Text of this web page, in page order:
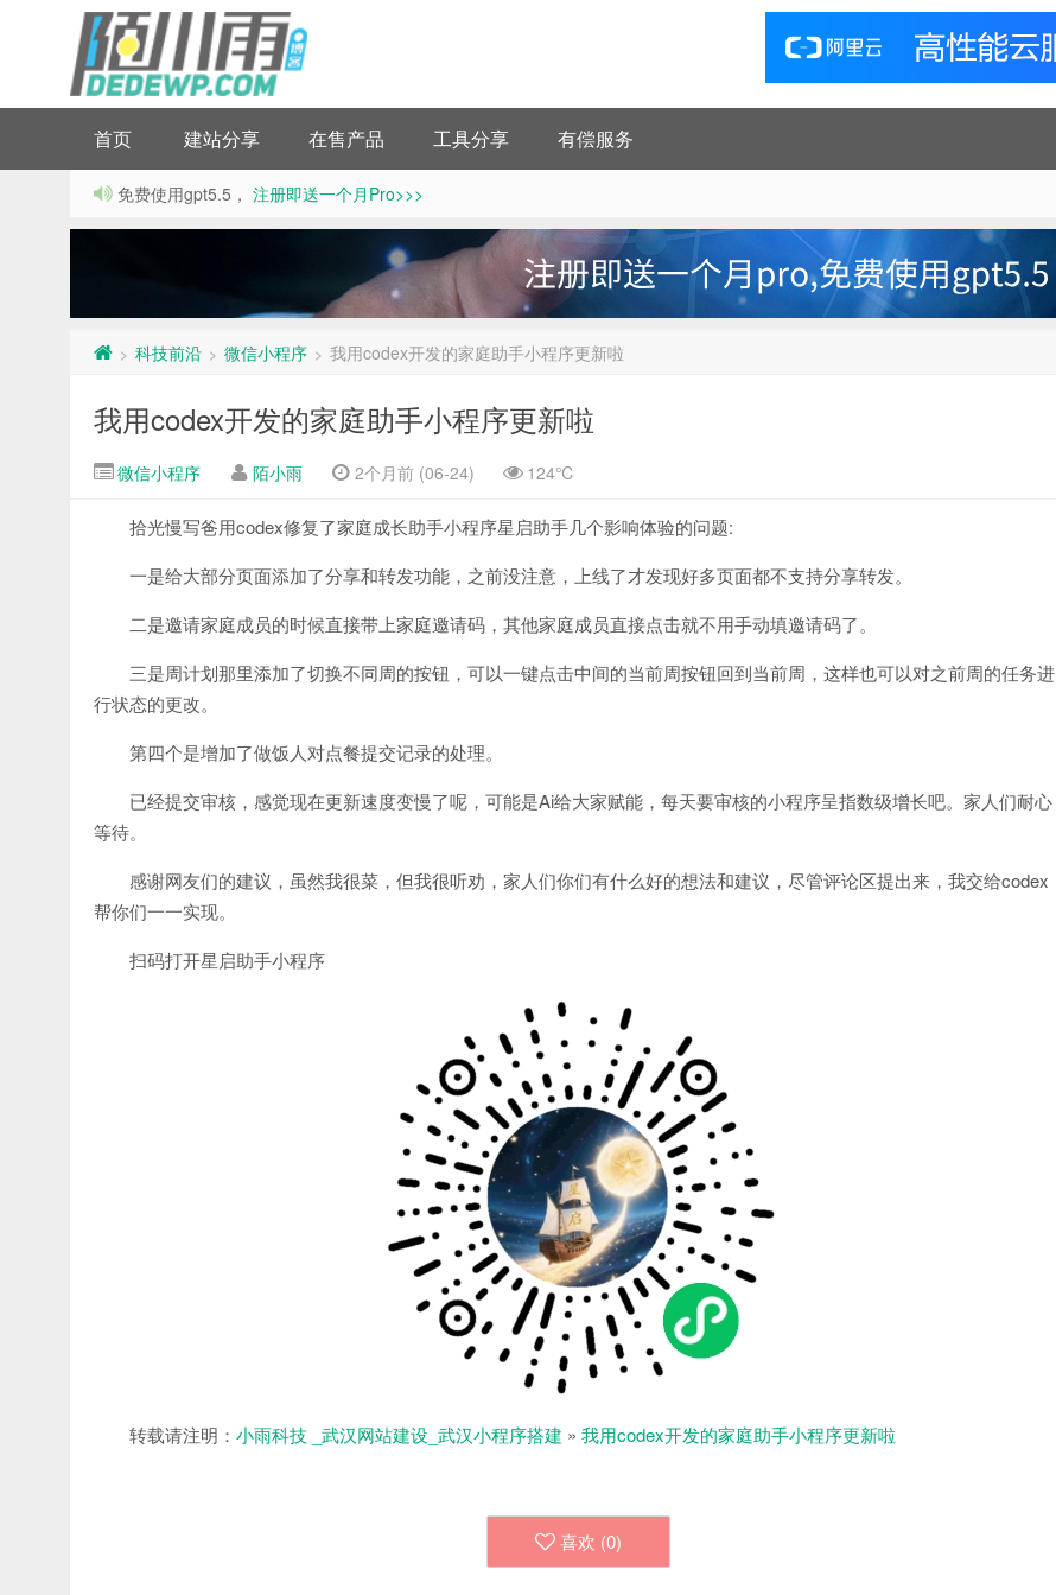
首页 建站分享 在售产品 工具分享 有偿服务
免费使用gpt5.5， 注册即送一个月Pro>>>
> 科技前沿 > 微信小程序 > 我用codex开发的家庭助手小程序更新啦
我用codex开发的家庭助手小程序更新啦
微信小程序 陌小雨 2个月前 (06-24) 124℃
拾光慢写爸用codex修复了家庭成长助手小程序星启助手几个影响体验的问题:
一是给大部分页面添加了分享和转发功能，之前没注意，上线了才发现好多页面都不支持分享转发。
二是邀请家庭成员的时候直接带上家庭邀请码，其他家庭成员直接点击就不用手动填邀请码了。
三是周计划那里添加了切换不同周的按钮，可以一键点击中间的当前周按钮回到当前周，这样也可以对之前周的任务进
行状态的更改。
第四个是增加了做饭人对点餐提交记录的处理。
已经提交审核，感觉现在更新速度变慢了呢，可能是Ai给大家赋能，每天要审核的小程序呈指数级增长吧。家人们耐心
等待。
感谢网友们的建议，虽然我很菜，但我很听劝，家人们你们有什么好的想法和建议，尽管评论区提出来，我交给codex
帮你们一一实现。
扫码打开星启助手小程序
转载请注明： 小雨科技 _武汉网站建设_武汉小程序搭建 » 我用codex开发的家庭助手小程序更新啦
喜欢 (0)